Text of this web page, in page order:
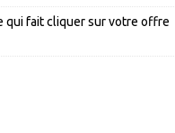
qui fait cliquer sur votre offre